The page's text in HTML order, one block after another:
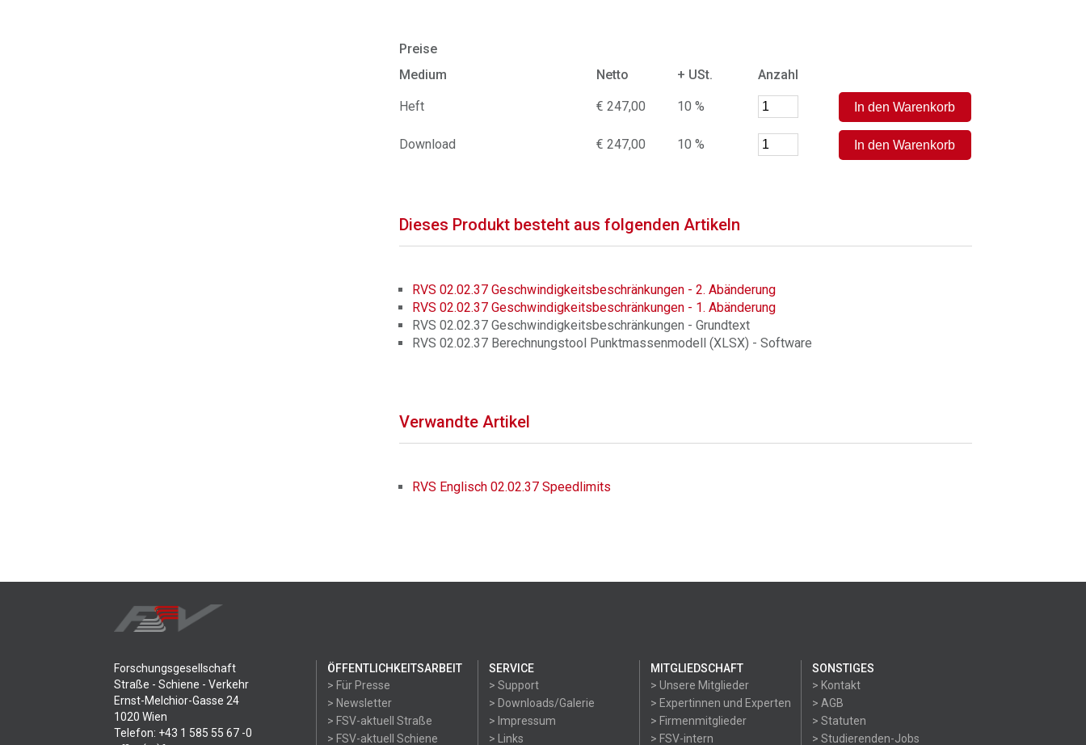
Preise
Medium
Netto + USt. Anzahl
Heft € 247,00 10 %
Download € 247,00 10 %
Dieses Produkt besteht aus folgenden Artikeln
RVS 02.02.37 Geschwindigkeitsbeschränkungen - 2. Abänderung
RVS 02.02.37 Geschwindigkeitsbeschränkungen - 1. Abänderung
RVS 02.02.37 Geschwindigkeitsbeschränkungen - Grundtext
RVS 02.02.37 Berechnungstool Punktmassenmodell (XLSX) - Software
Verwandte Artikel
RVS Englisch 02.02.37 Speedlimits
Forschungsgesellschaft
Straße - Schiene - Verkehr
Ernst-Melchior-Gasse 24
1020 Wien
Telefon: +43 1 585 55 67 -0
ÖFFENTLICHKEITSARBEIT
> Für Presse
> Newsletter
> FSV-aktuell Straße
> FSV-aktuell Schiene
SERVICE
> Support
> Downloads/Galerie
> Impressum
> Links
MITGLIEDSCHAFT
> Unsere Mitglieder
> Expertinnen und Experten
> Firmenmitglieder
> FSV-intern
SONSTIGES
> Kontakt
> AGB
> Statuten
> Studierenden-Jobs